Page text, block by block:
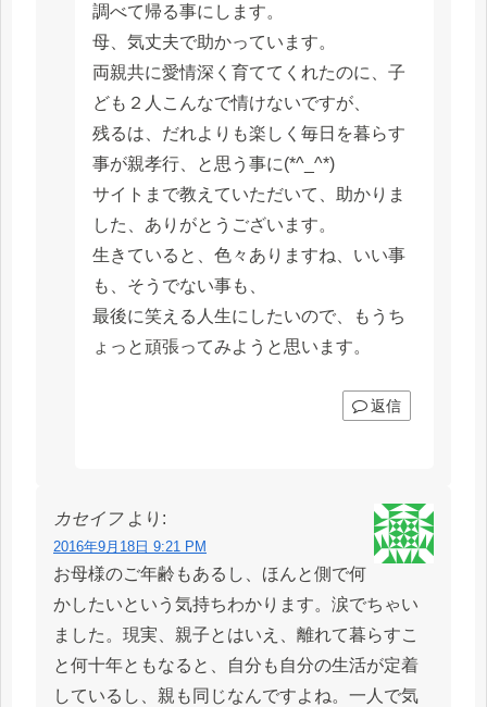
調べて帰る事にします。
母、気丈夫で助かっています。
両親共に愛情深く育ててくれたのに、子
ども２人こんなで情けないですが、
残るは、だれよりも楽しく毎日を暮らす
事が親孝行、と思う事に(*^_^*)
サイトまで教えていただいて、助かりま
した、ありがとうございます。
生きていると、色々ありますね、いい事
も、そうでない事も、
最後に笑える人生にしたいので、もうち
ょっと頑張ってみようと思います。
返信
カセイフ より:
2016年9月18日 9:21 PM
お母様のご年齢もあるし、ほんと側で何
かしたいという気持ちわかります。涙でちゃい
ました。現実、親子とはいえ、離れて暮らすこ
と何十年ともなると、自分も自分の生活が定着
しているし、親も同じなんですよね。一人で気